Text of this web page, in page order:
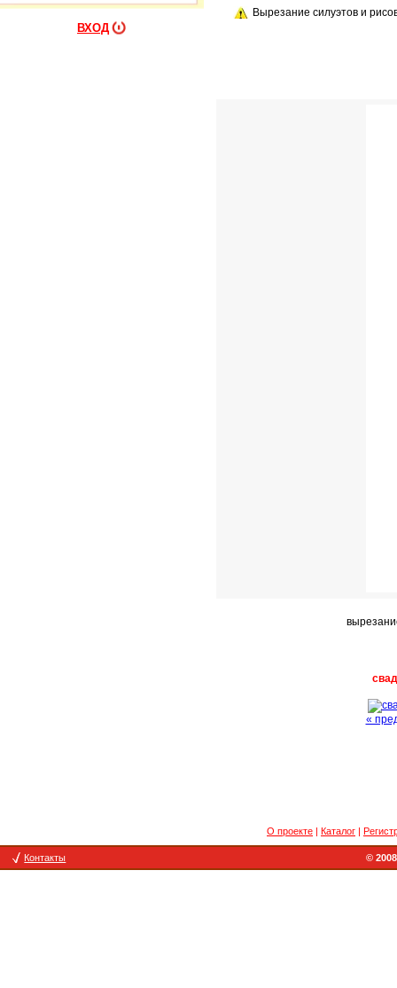
ВХОД
Вырезание силуэтов и
«
О проекте Каталог
Контакты ©